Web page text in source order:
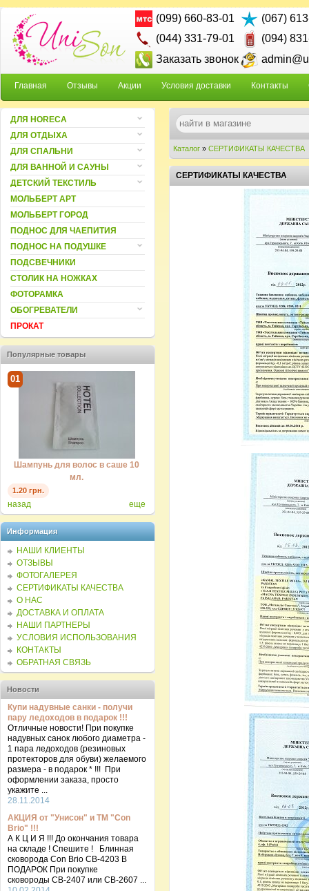
(099) 660-83-01
(067)
(044) 331-79-01
(094)
Заказать звонок
Главная Отзывы Акции Условия доставки Контакты
Каталог » СЕРТИФИКАТЫ КАЧЕСТВА
СЕРТИФИКАТЫ КАЧЕСТВА
ДЛЯ HORECA
ДЛЯ ОТДЫХА
ДЛЯ СПАЛЬНИ
ДЛЯ ВАННОЙ И САУНЫ
ДЕТСКИЙ ТЕКСТИЛЬ
МОЛЬБЕРТ АРТ
МОЛЬБЕРТ ГОРОД
ПОДНОС ДЛЯ ЧАЕПИТИЯ
ПОДНОС НА ПОДУШКЕ
ПОДСВЕЧНИКИ
СТОЛИК НА НОЖКАХ
ФОТОРАМКА
ОБОГРЕВАТЕЛИ
ПРОКАТ
Популярные товары
01
Шампунь для волос в саше 10
мл.
1.20 грн.
03
0.35
назад еще
Информация
НАШИ КЛИЕНТЫ
ОТЗЫВЫ
ФОТОГАЛЕРЕЯ
СЕРТИФИКАТЫ КАЧЕСТВА
О НАС
ДОСТАВКА И ОПЛАТА
НАШИ ПАРТНЕРЫ
УСЛОВИЯ ИСПОЛЬЗОВАНИЯ
КОНТАКТЫ
ОБРАТНАЯ СВЯЗЬ
Новости
Купи надувные санки - получи
пару ледоходов в подарок !!!
Отличные новости! При покупке
надувных санок любого диаметра -
1 пара ледоходов (резиновых
протекторов для обуви) желаемого
размера - в подарок * !!! При
оформлении заказа, просто
укажите ...
28.11.2014
АКЦИЯ от "Унисон" и ТМ "Con
Brio" !!!
А К Ц И Я !!! До окончания товара
на складе ! Спешите ! Блинная
сковорода Con Brio CB-4203 В
ПОДАРОК При покупке
сковороды СВ-2407 или СВ-2607 ...